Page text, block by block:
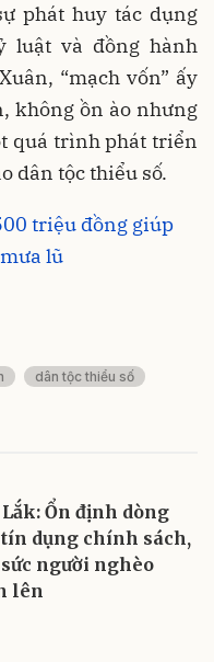
phát huy tác dụng
luật và đồng hành
“mạch vốn” ấy
không ồn ào nhưng
quá trình phát triển
dân tộc thiểu số.
triệu đồng giúp
lũ
dân tộc thiểu số
Ổn định dòng
dụng chính sách,
người nghèo
lên